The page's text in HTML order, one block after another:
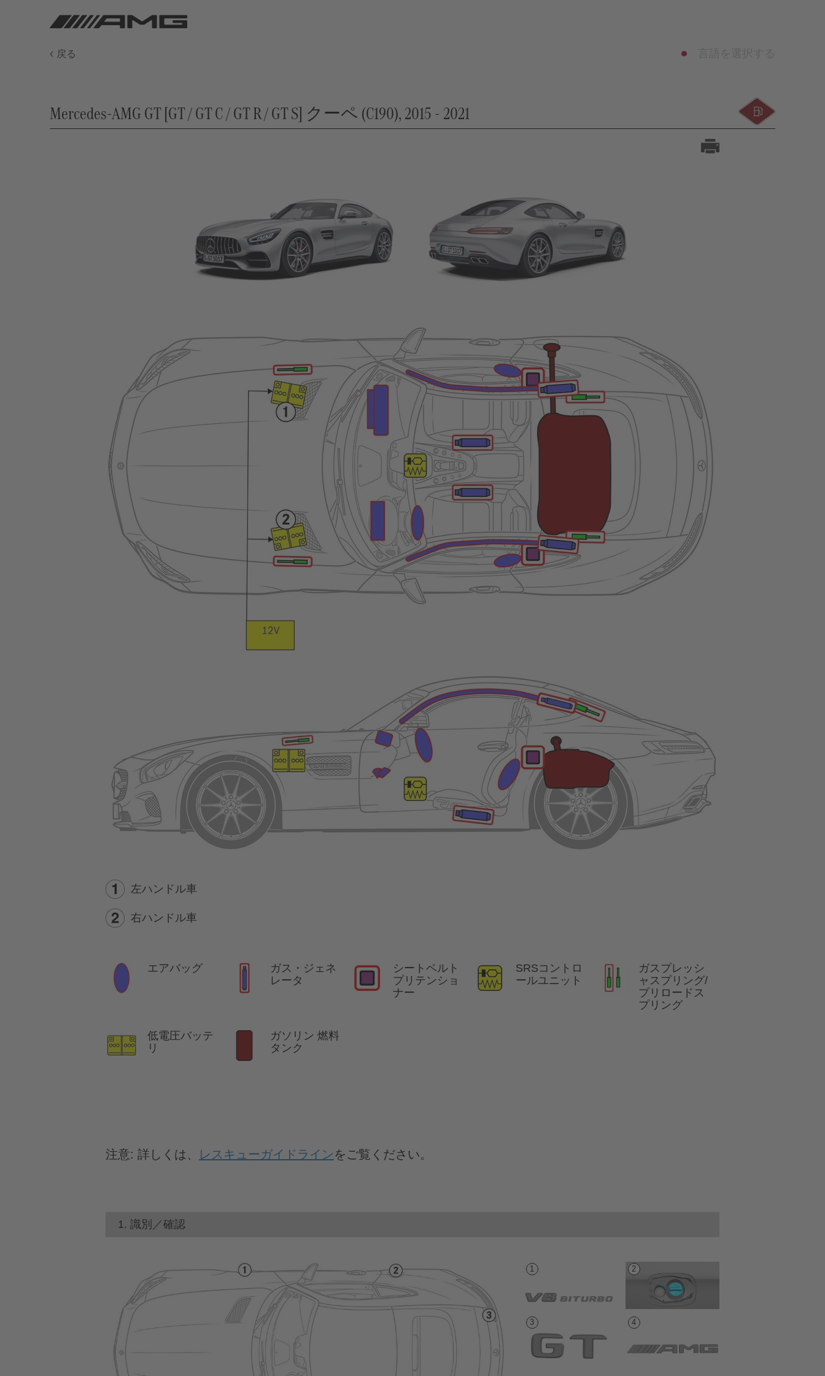
戻る
Mercedes-AMG GT [GT / GT C / GT R / GT S] クーペ (C190), 2015 - 2021
左ハンドル車
右ハンドル車
エアバッグ
ガス・ジェネ
レータ
シートベルト
プリテンショ
ナー
SRSコントロ
ールユニット
ガスプレッシ
ャスプリング/
プリロードス
プリング
低電圧バッテ
リ
ガソリン 燃料
タンク
注意: 詳しくは、 レスキューガイドラインをご覧ください。
1. 識別／確認